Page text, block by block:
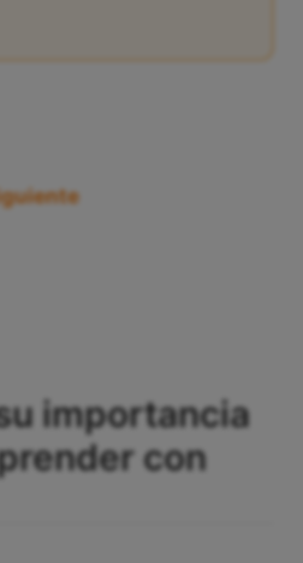
importancia
con